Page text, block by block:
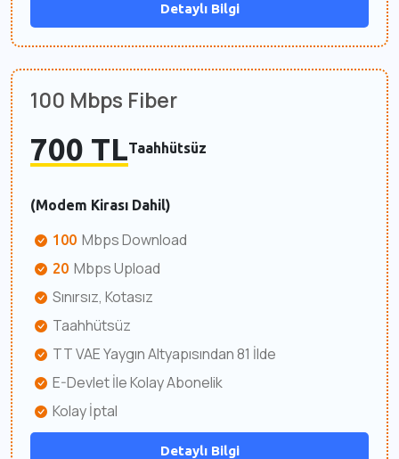
Detaylı Bilgi
100 Mbps Fiber
700 TLTaahhütsüz
(Modem Kirası Dahil)
100 Mbps Download
20 Mbps Upload
Sınırsız, Kotasız
Taahhütsüz
TT VAE Yaygın Altyapısından 81 İlde
E-Devlet İle Kolay Abonelik
Kolay İptal
Detaylı Bilgi